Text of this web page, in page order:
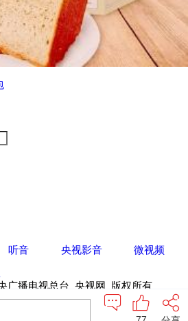
听音 央视影音
微视频
广播电视总台 央视网 版权所有